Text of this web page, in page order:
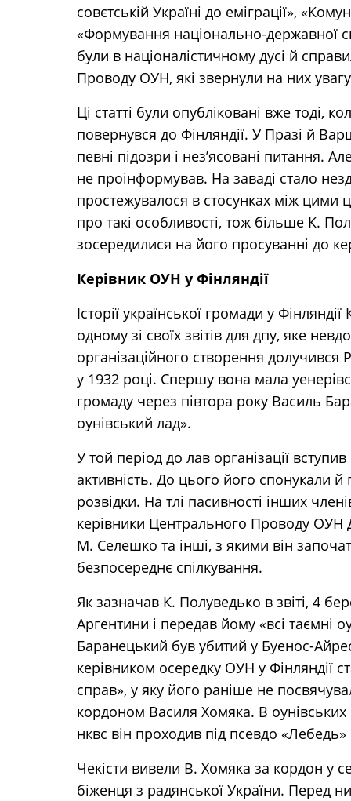
совєтській Україні до еміграції»,
«Формування національно-державної
були в націоналістичному дусі й
Проводу ОУН, які звернули на них
Ці статті були опубліковані вже тоді,
повернувся до Фінляндії. У Празі й
певні підозри і нез’ясовані питання.
не проінформував. На заваді стало
простежувалося в стосунках між цими
про такі особливості, тож більше К.
зосередилися на його просуванні до
Керівник ОУН у Фінляндії
Історії української громади у
одному зі своїх звітів для дпу, яке
організаційного створення
у 1932 році. Спершу вона мала
громаду через півтора року Василь
оунівський лад».
У той період до лав організації
активність. До цього його спонукали
розвідки. На тлі пасивності інших
керівники Центрального Проводу ОУН
М. Селешко та інші, з якими він
безпосереднє спілкування.
Як зазначав К. Полуведько в звіті, 4
Аргентини і передав йому «всі таємні
Баранецький був убитий у Буенос-
керівником осередку ОУН у Фінляндії
справ», у яку його раніше не
кордоном Василя Хомяка. В
нквс він проходив під псевдо «Лебедь»
Чекісти вивели В. Хомяка за кордон у
біженця з радянської України. Перед